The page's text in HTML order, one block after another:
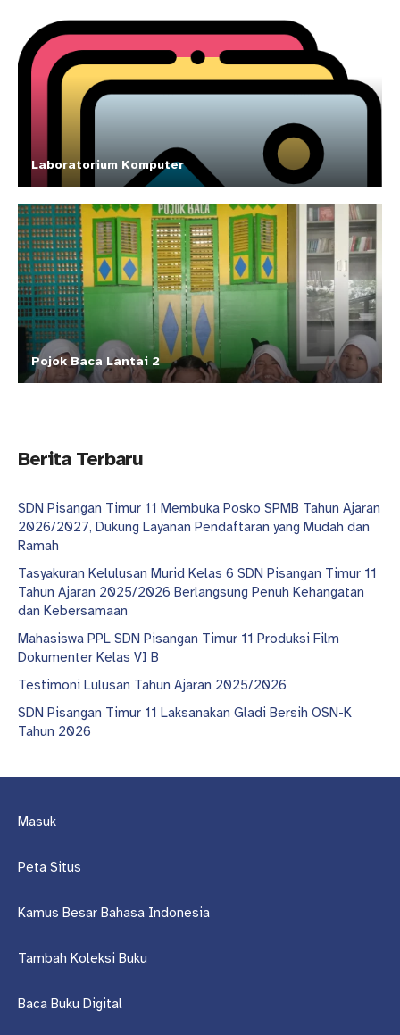
Laboratorium Komputer
Pojok Baca Lantai 2
Berita Terbaru
SDN Pisangan Timur 11 Membuka Posko SPMB Tahun Ajaran
2026/2027, Dukung Layanan Pendaftaran yang Mudah dan
Ramah
Tasyakuran Kelulusan Murid Kelas 6 SDN Pisangan Timur 11
Tahun Ajaran 2025/2026 Berlangsung Penuh Kehangatan
dan Kebersamaan
Mahasiswa PPL SDN Pisangan Timur 11 Produksi Film
Dokumenter Kelas VI B
Testimoni Lulusan Tahun Ajaran 2025/2026
SDN Pisangan Timur 11 Laksanakan Gladi Bersih OSN-K
Tahun 2026
Masuk
Peta Situs
Kamus Besar Bahasa Indonesia
Tambah Koleksi Buku
Baca Buku Digital